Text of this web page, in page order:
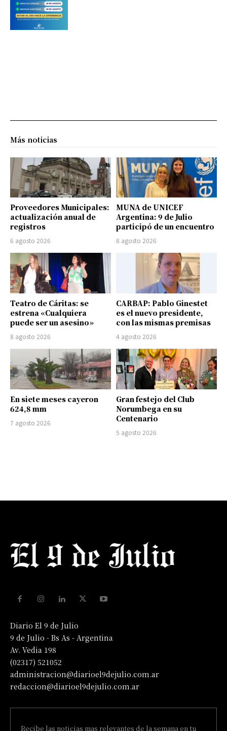
Más noticias
Proveedores Municipales:
actualización anual de
registros
6 agosto 2026
MUNA de UNICEF
Argentina: 9 de Julio
participó de un encuentro
8 agosto 2026
Teatro de Cáritas: se
estrena «Cualquiera
puede ser un asesino»
8 agosto 2026
CARBAP: Pablo Ginestet
es el nuevo presidente,
con las mismas premisas
4 agosto 2026
En siete meses cayeron
624,8 mm
7 agosto 2026
Gran festejo del Club
Norumbega en su
Centenario
5 agosto 2026
Diario El 9 de Julio
9 de Julio - Bs As - Argentina
Av. Vedia 198
(02317) 521052
administracion@diarioel9dejulio.com.ar
redaccion@diarioel9dejulio.com.ar
Recibe las noticias mas relevantes de la semana en tu